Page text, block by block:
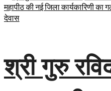
देवास
श्री गुरु